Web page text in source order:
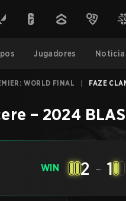
Jugadores
WORLD FINAL FAZE
– 2024
WIN 2 - 1